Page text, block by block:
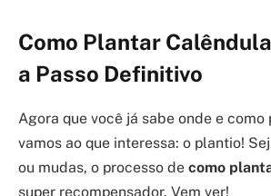
Como Plantar
a Passo Definitivo
Agora que você já sabe onde e como
vamos ao que interessa: o plantio!
ou mudas, o processo de como
super recompensador. Vem ver!